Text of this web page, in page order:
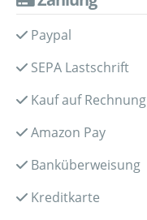
Paypal
SEPA Lastschrift
Kauf auf Rechnung
Amazon Pay
Banküberweisung
Kreditkarte